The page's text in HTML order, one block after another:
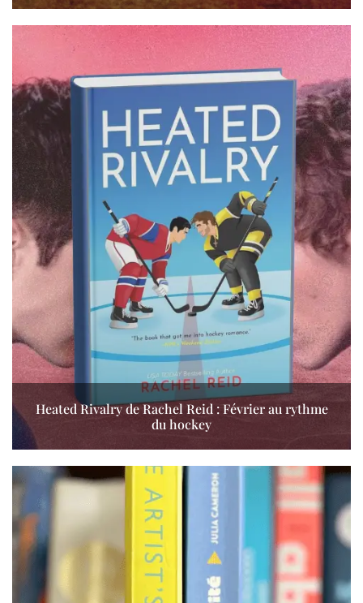
Heated Rivalry de Rachel Reid : Février au rythme
du hockey